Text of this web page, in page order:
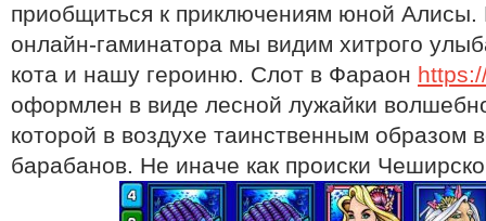
приобщиться к приключениям юной Алисы.
онлайн-гаминатора мы видим хитрого
кота и нашу героиню. Слот в Фараон
оформлен в виде лесной лужайки
которой в воздухе таинственным образом
барабанов. Не иначе как происки